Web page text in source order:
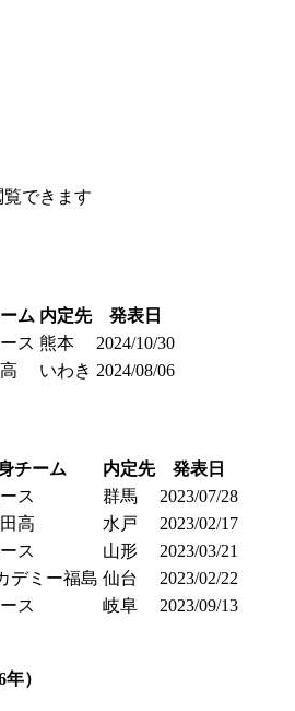
できます
ム 内定先
発表日
ス 熊本
2024/10/30
いわき 2024/08/06
チーム 内定先
発表日
ス 群馬
2023/07/28
高 水戸
2023/02/17
ス 山形
2023/03/21
デミー福島 仙台
2023/02/22
ス 岐阜
2023/09/13
年）